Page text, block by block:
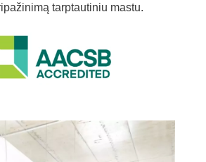
tarptautiniu mastu.